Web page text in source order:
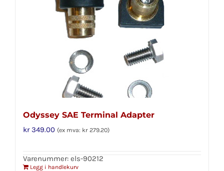
Odyssey SAE Terminal Adapter
kr349.00 (ex mva: kr 279.20)
Varenummer: els-90212
Legg i handlekurv